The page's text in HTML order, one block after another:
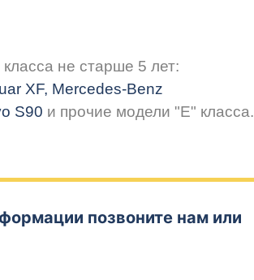
не старше 5 лет:
XF, Mercedes-Benz
S90 и прочие модели "Е" класса.
позвоните нам или